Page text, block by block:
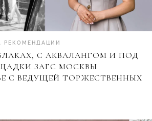
РЕКОМЕНДАЦИИ
С АКВАЛАНГОМ И ПОД
ЗАГС МОСКВЫ
С ВЕДУЩЕЙ ТОРЖЕСТВЕННЫХ